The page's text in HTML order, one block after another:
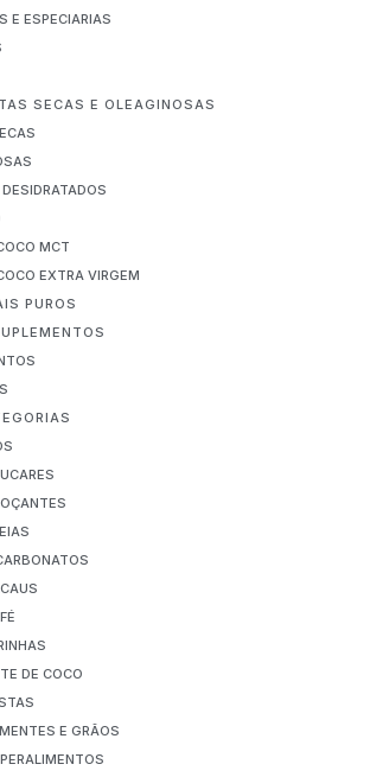
E ESPECIARIAS
SECAS E OLEAGINOSAS
MCT
EXTRA VIRGEM
PUROS
DE COCO
E GRÃOS